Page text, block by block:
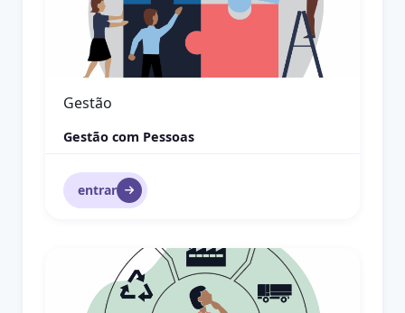
Gestão
Gestão com Pessoas
entrar
Logística Reversa